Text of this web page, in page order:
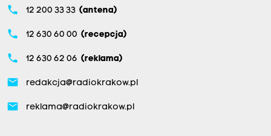
phone 12 200 33 33 (antena)
phone 12 630 60 00 (recepcja)
phone 12 630 62 06 (reklama)
email redakcja@radiokrakow.pl
email reklama@radiokrakow.pl